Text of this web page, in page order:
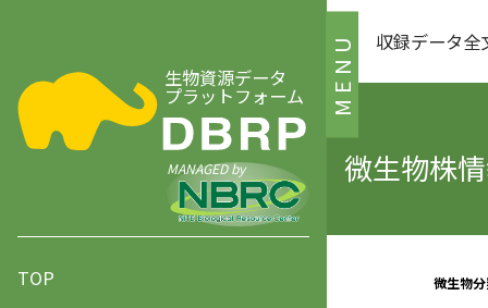
MENU
生物資源データ
プラットフォーム
MANAGED by
TOP
収録データ全
微生物株